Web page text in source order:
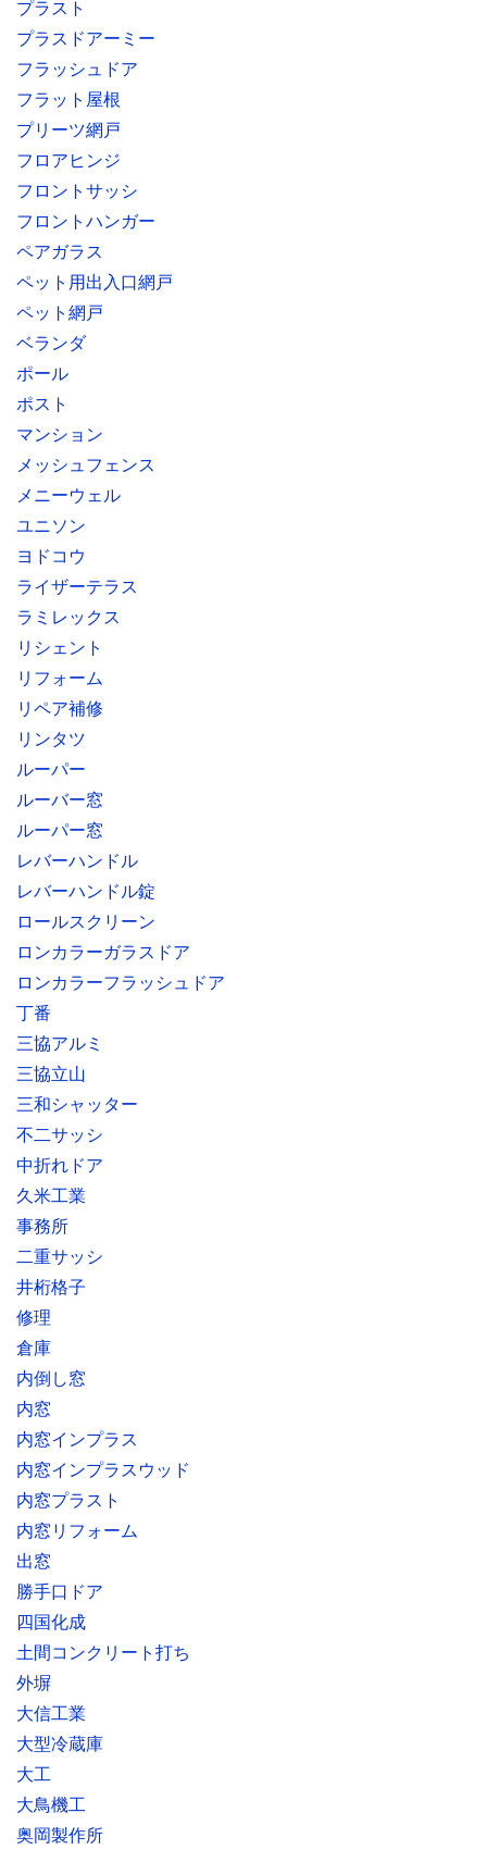
プラスト
プラスドアーミー
フラッシュドア
フラット屋根
プリーツ網戸
フロアヒンジ
フロントサッシ
フロントハンガー
ペアガラス
ペット用出入口網戸
ペット網戸
ベランダ
ポール
ポスト
マンション
メッシュフェンス
メニーウェル
ユニソン
ヨドコウ
ライザーテラス
ラミレックス
リシェント
リフォーム
リペア補修
リンタツ
ルーパー
ルーバー窓
ルーパー窓
レバーハンドル
レバーハンドル錠
ロールスクリーン
ロンカラーガラスドア
ロンカラーフラッシュドア
丁番
三協アルミ
三協立山
三和シャッター
不二サッシ
中折れドア
久米工業
事務所
二重サッシ
井桁格子
修理
倉庫
内倒し窓
内窓
内窓インプラス
内窓インプラスウッド
内窓プラスト
内窓リフォーム
出窓
勝手口ドア
四国化成
土間コンクリート打ち
外塀
大信工業
大型冷蔵庫
大工
大鳥機工
奥岡製作所